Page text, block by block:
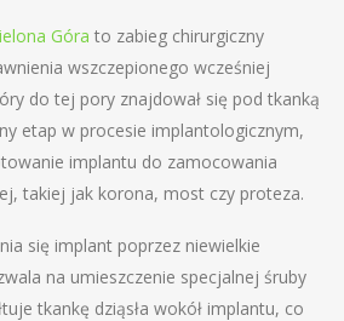
Góra to zabieg chirurgiczny
wszczepionego wcześniej
do tej pory znajdował się pod tkanką
etap w procesie implantologicznym,
implantu do zamocowania
takiej jak korona, most czy proteza.
się implant poprzez niewielkie
na umieszczenie specjalnej śruby
tkankę dziąsła wokół implantu, co